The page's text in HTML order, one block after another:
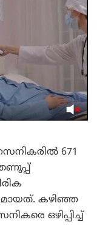
671
കഴിഞ്ഞ
ഒഴിപ്പിച്ച്